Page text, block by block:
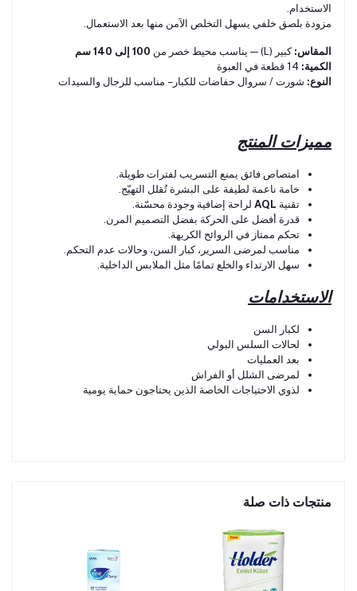
الاستخدام.
مزودة بلصق خلفي يسهل التخلص الآمن منها بعد الاستعمال.
المقاس: كبير (L) — يناسب محيط خصر من
100 إلى 140 سم
الكمية:
النوع: شورت / سروال حفاضات للكبار – مناسب للرجال والسيدات
مميزات المنتج
امتصاص فائق يمنع التسريب لفترات طويلة.
خامة ناعمة لطيفة على البشرة تُقلل التهيّج.
تقنية AQLلراحة إضافية وجودة محسّنة.
قدرة أفضل على الحركة بفضل التصميم المرن.
تحكم ممتاز في الروائح الكريهة.
مناسب لمرضى السرير، كبار السن، وحالات عدم التحكم.
سهل الارتداء والخلع تمامًا مثل الملابس الداخلية.
الاستخدامات
لكبار السن
لحالات السلس البولي
بعد العمليات
لمرضى الشلل أو الفراش
لذوي الاحتياجات الخاصة الذين يحتاجون حماية يومية
منتجات ذات صلة